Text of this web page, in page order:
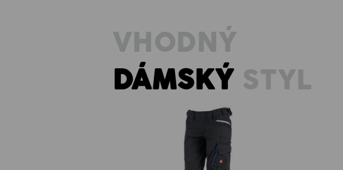
VHODNÝ
DÁMSKÝSTYL